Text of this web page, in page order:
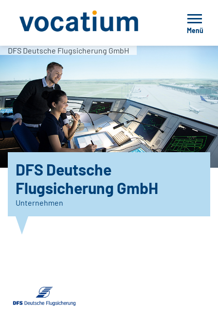
Menü
DFS Deutsche Flugsicherung GmbH
DFS Deutsche
Flugsicherung GmbH
Unternehmen